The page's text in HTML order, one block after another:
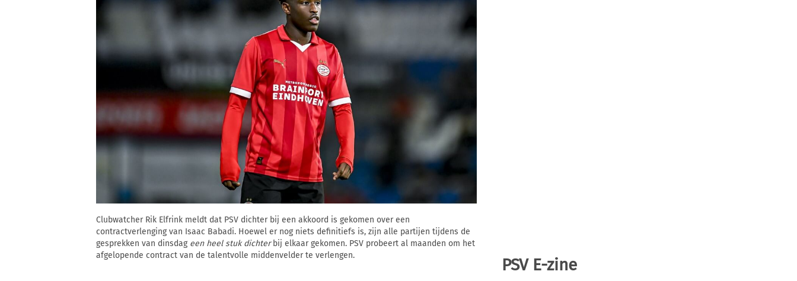
Clubwatcher Rik Elfrink meldt dat PSV dichter bij een akkoord is gekomen over een
contractverlenging van Isaac Babadi. Hoewel er nog niets definitiefs is, zijn alle partijen tijdens de
gesprekken van dinsdag een heel stuk dichterbij elkaar gekomen. PSV probeert al maanden om het
afgelopende contract van de talentvolle middenvelder te verlengen.
PSV E-zine